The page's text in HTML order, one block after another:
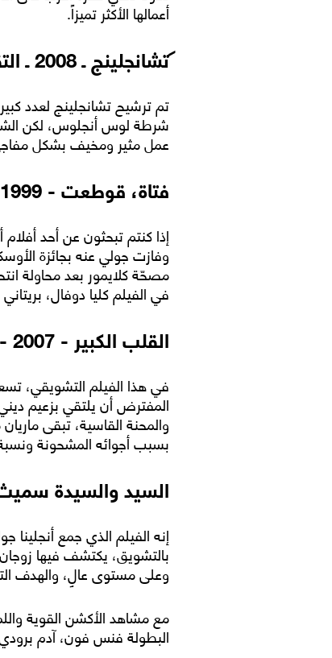
أعمالها الأكثر تميزاً.
تشانجلينج ـ 2008 ـ التقييم 7.7
تم ترشيح تشانجلينج لعدد
شرطة لوس أنجلوس، لكن
عمل مثير ومخيف بشكل
فتاة، قوطعت - 1999 - التقييم 7.3
إذا كنتم تبحثون عن أحد أفلام
وفازت جولي عنه بجائزة
مصحّة كلايمور بعد محاولة
في الفيلم كليا دوفال،
القلب الكبير - 2007 - التقييم 6.6
في هذا الفيلم التشويقي،
المفترض أن يلتقي بزعيم
والمحنة القاسية، تبقى
بسبب أجوائه المشحونة
السيد والسيدة سميث - 2005 -
إنه الفيلم الذي جمع
بالتشويق، يكتشف فيها
وعلى مستوى عالٍ، والهدف
مع مشاهد الأكشن القوية
البطولة فنس فون، آدم